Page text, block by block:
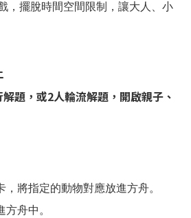
，擺脫時間空間限制，讓大人、小
題，或2人輪流解題，開啟親子、
，將指定的動物對應放進方舟。
舟中。